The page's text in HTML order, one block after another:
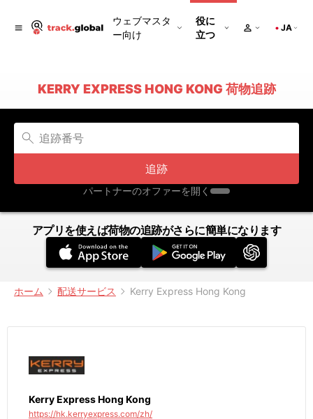
ウェブマスタ
ー向け
役に
立つ
JA
KERRY EXPRESS HONG KONG 荷物追跡
追跡
パートナーのオファーを開く
アプリを使えば荷物の追跡がさらに簡単になります
ホーム 配送サービス Kerry Express Hong Kong
Kerry Express Hong Kong
https://hk.kerryexpress.com/zh/